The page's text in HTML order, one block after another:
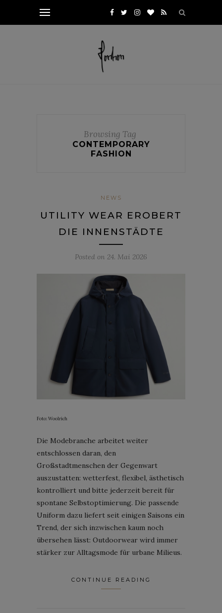
Browsing Tag
CONTEMPORARY
FASHION
NEWS
UTILITY WEAR EROBERT
DIE INNENSTÄDTE
Posted on 24. Mai 2026
Foto: Woolrich
Die Modebranche arbeitet weiter
entschlossen daran, den
Großstadtmenschen der Gegenwart
auszustatten: wetterfest, flexibel, ästhetisch
kontrolliert und bitte jederzeit bereit für
spontane Selbstoptimierung. Die passende
Uniform dazu liefert seit einigen Saisons ein
Trend, der sich inzwischen kaum noch
übersehen lässt: Outdoorwear wird immer
stärker zur Alltagsmode für urbane Milieus.
CONTINUE READING